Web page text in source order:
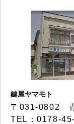
鍵屋ヤマモト
〒031-0802
TEL：0178-